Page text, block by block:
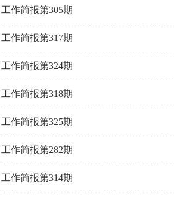
工作简报第305期
工作简报第317期
工作简报第324期
工作简报第318期
工作简报第325期
工作简报第282期
工作简报第314期